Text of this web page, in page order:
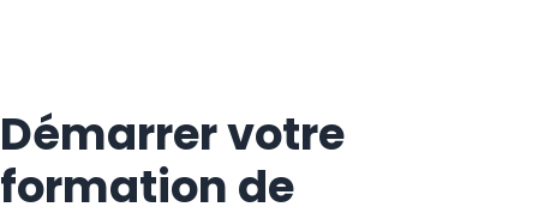
Démarrer votre
formation de